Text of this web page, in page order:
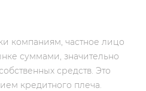
компаниям, частное лицо
суммами, значительно
средств. Это
кредитного плеча.